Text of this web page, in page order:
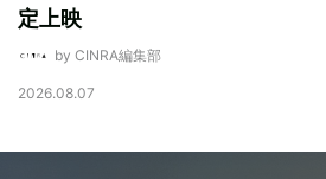
定上映
by CINRA編集部
2026.08.07